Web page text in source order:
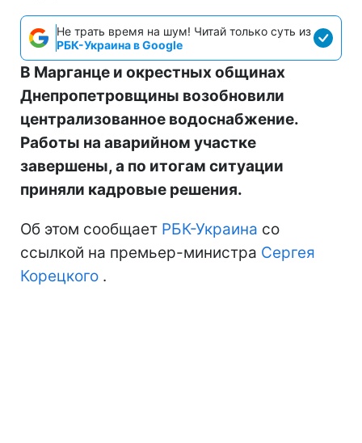
Не трать время на шум! Читай только суть из
РБК-Украина в Google
В Марганце и окрестных общинах
Днепропетровщины возобновили
централизованное водоснабжение.
Работы на аварийном участке
завершены, а по итогам ситуации
приняли кадровые решения.
Об этом сообщает РБК-Украина со
ссылкой на премьер-министра Сергея
Корецкого .